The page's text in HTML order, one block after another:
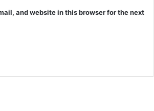
and website in this browser for the next